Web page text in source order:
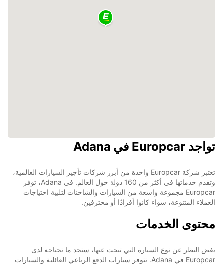
تواجد Europcar في Adana
تعتبر شركة Europcar واحدة من أبرز شركات تأجير السيارات العالمية،
وتقدم خدماتها في أكثر من 160 دولة حول العالم. في Adana، توفر
Europcar مجموعة واسعة من السيارات والشاحنات لتلبية احتياجات
العملاء المتنوعة، سواء كانوا أفرادًا أو محترفين.
محتوى الخدمات
بغض النظر عن نوع السيارة التي تبحث عنها، ستجد ما تحتاجه لدى
Europcar في Adana. تتوفر سيارات الدفع الرباعي العائلية والسيارات